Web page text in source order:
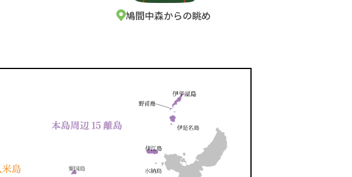
鳩間中森からの眺め